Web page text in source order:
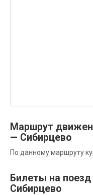
Маршрут
— Сибирцево
По данному маршруту
Билеты на
Сибирцево